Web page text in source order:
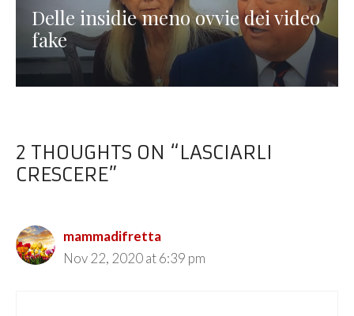
Delle insidie meno ovvie dei video
fake
2 THOUGHTS ON “LASCIARLI
CRESCERE”
mammadifretta
Nov 22, 2020 at 6:39 pm